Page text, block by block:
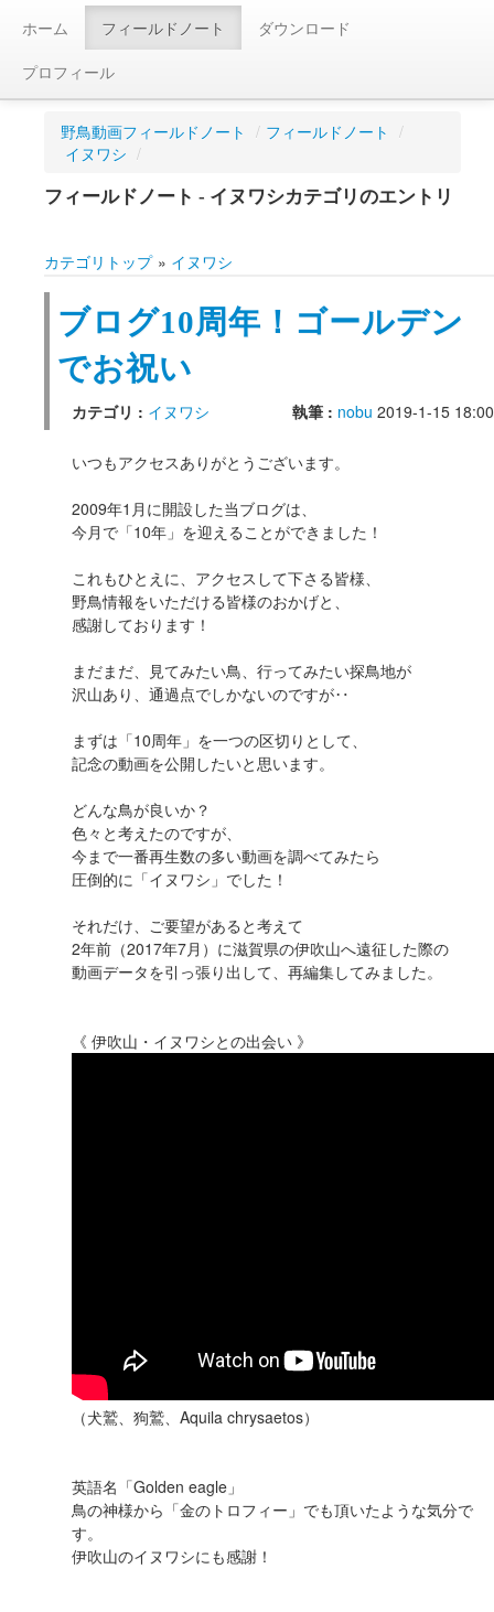
ホーム フィールドノート
ダウンロード
プロフィール
野鳥動画フィールドノート / フィールドノート /
イヌワシ /
フィールドノート - イヌワシカテゴリのエントリ
カテゴリトップ » イヌワシ
ブログ10周年！ゴールデン
でお祝い
カテゴリ : イヌワシ 執筆 : nobu 2019-1-15 18:00
いつもアクセスありがとうございます。
2009年1月に開設した当ブログは、
今月で「10年」を迎えることができました！
これもひとえに、アクセスして下さる皆様、
野鳥情報をいただける皆様のおかげと、
感謝しております！
まだまだ、見てみたい鳥、行ってみたい探鳥地が
沢山あり、通過点でしかないのですが‥
まずは「10周年」を一つの区切りとして、
記念の動画を公開したいと思います。
どんな鳥が良いか？
色々と考えたのですが、
今まで一番再生数の多い動画を調べてみたら
圧倒的に「イヌワシ」でした！
それだけ、ご要望があると考えて
2年前（2017年7月）に滋賀県の伊吹山へ遠征した際の
動画データを引っ張り出して、再編集してみました。
《 伊吹山・イヌワシとの出会い 》
（犬鷲、狗鷲、Aquila chrysaetos）
英語名「Golden eagle」
鳥の神様から「金のトロフィー」でも頂いたような気分で
す。
伊吹山のイヌワシにも感謝！